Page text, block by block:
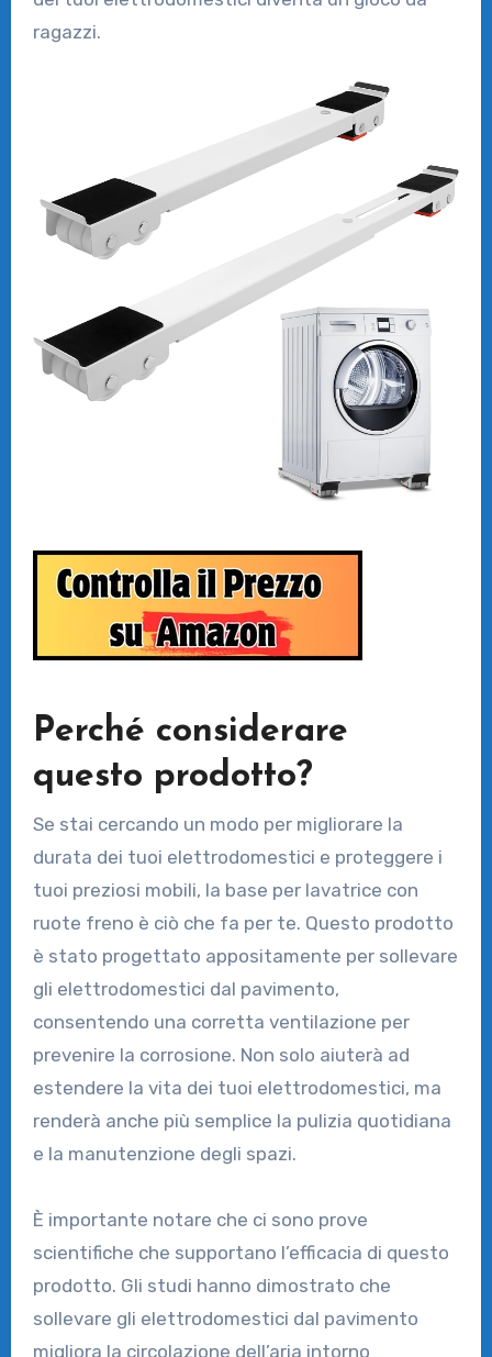
ragazzi.
Perché considerare
questo prodotto?
Se stai cercando un modo per migliorare la
durata dei tuoi elettrodomestici e proteggere i
tuoi preziosi mobili, la base per lavatrice con
ruote freno è ciò che fa per te. Questo prodotto
è stato progettato appositamente per sollevare
gli elettrodomestici dal pavimento,
consentendo una corretta ventilazione per
prevenire la corrosione. Non solo aiuterà ad
estendere la vita dei tuoi elettrodomestici, ma
renderà anche più semplice la pulizia quotidiana
e la manutenzione degli spazi.
È importante notare che ci sono prove
scientifiche che supportano l’efficacia di questo
prodotto. Gli studi hanno dimostrato che
sollevare gli elettrodomestici dal pavimento
migliora la circolazione dell’aria intorno